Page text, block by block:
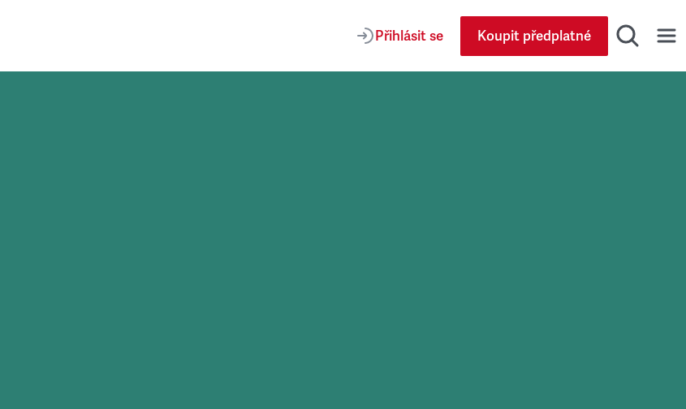
Přihlásit se Koupit předplatné